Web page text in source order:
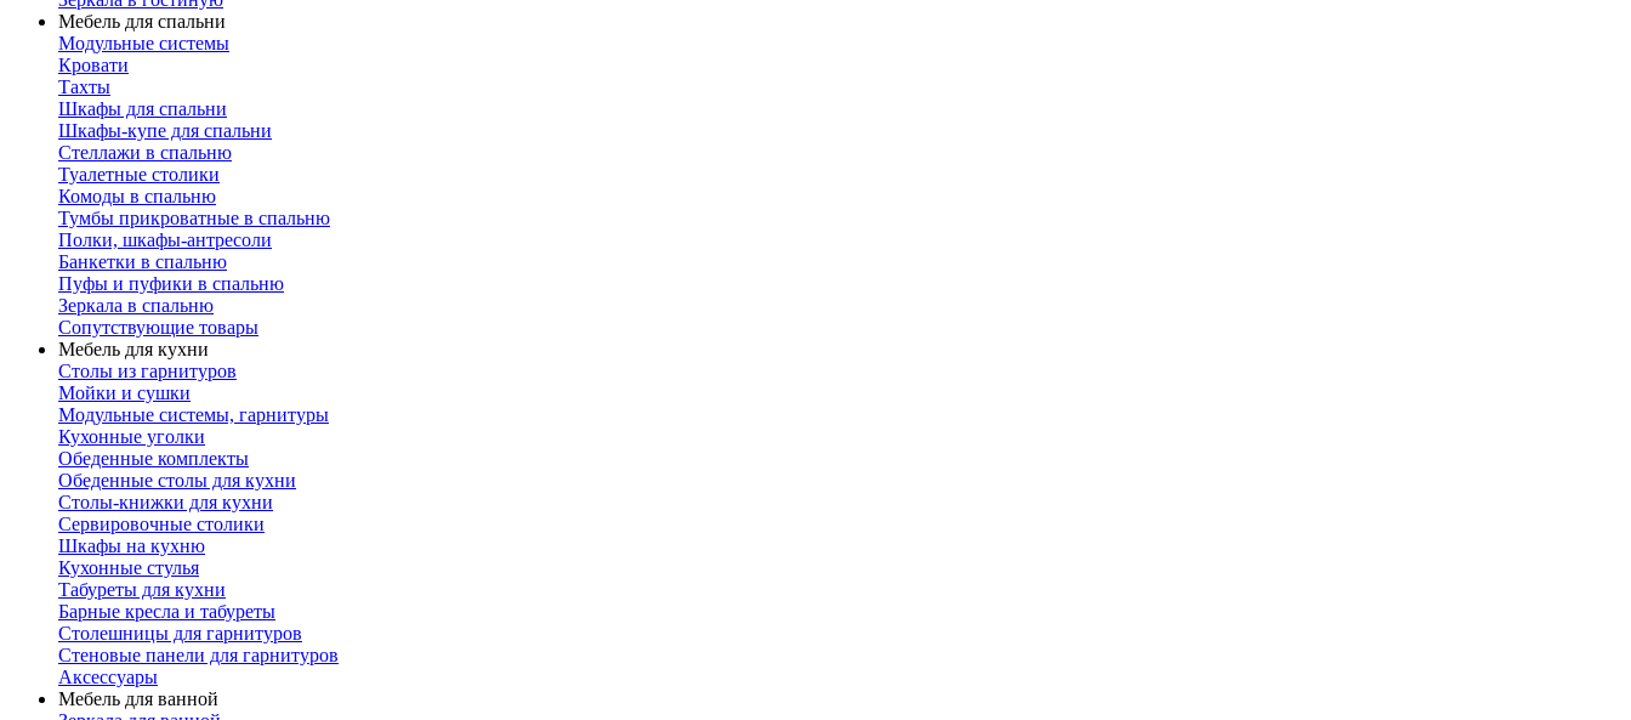
Мебель для спальни
Модульные системы
Кровати
Тахты
Шкафы для спальни
Шкафы-купе для спальни
Стеллажи в спальню
Туалетные столики
Комоды в спальню
Тумбы прикроватные в спальню
Полки, шкафы-антресоли
Банкетки в спальню
Пуфы и пуфики в спальню
Зеркала в спальню
Сопутствующие товары
Мебель для кухни
Столы из гарнитуров
Мойки и сушки
Модульные системы, гарнитуры
Кухонные уголки
Обеденные комплекты
Обеденные столы для кухни
Столы-книжки для кухни
Сервировочные столики
Шкафы на кухню
Кухонные стулья
Табуреты для кухни
Барные кресла и табуреты
Столешницы для гарнитуров
Стеновые панели для гарнитуров
Аксессуары
Мебель для ванной